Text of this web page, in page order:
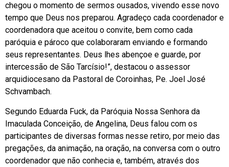
chegou o momento de sermos ousados, vivendo esse novo
tempo que Deus nos preparou. Agradeço cada coordenador e
coordenadora que aceitou o convite, bem como cada
paróquia e pároco que colaboraram enviando e formando
seus representantes. Deus lhes abençoe e guarde, por
intercessão de São Tarcísio!”, destacou o assessor
arquidiocesano da Pastoral de Coroinhas, Pe. Joel José
Schvambach.
Segundo Eduarda Fuck, da Paróquia Nossa Senhora da
Imaculada Conceição, de Angelina, Deus falou com os
participantes de diversas formas nesse retiro, por meio das
pregações, da animação, na oração, na conversa com o outro
coordenador que não conhecia e, também, através dos